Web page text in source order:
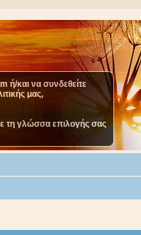
ή/και να συνδεθείτε
μας,
τη γλώσσα επιλογής σας